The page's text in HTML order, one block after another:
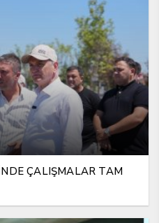
ÇALIŞMALAR TAM